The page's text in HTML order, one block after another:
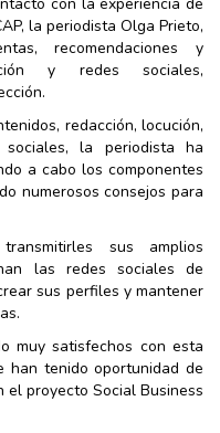
la periodista Olga Prieto,
recomendaciones y
y redes sociales,
redacción, locución,
la periodista ha
a cabo los componentes
numerosos consejos para
sus amplios
las redes sociales de
sus perfiles y mantener
muy satisfechos con esta
han tenido oportunidad de
el proyecto Social Business